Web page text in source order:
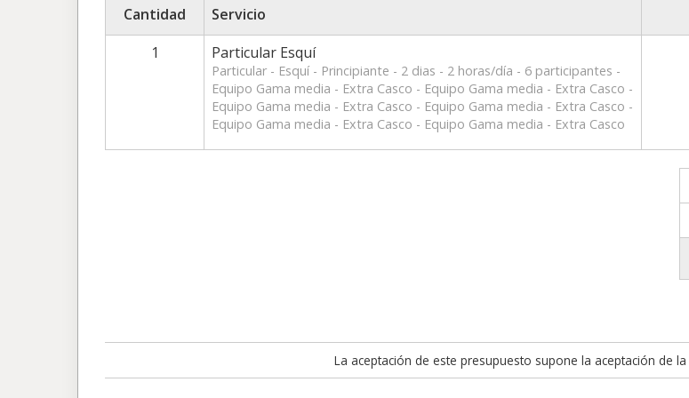
Cantidad Servicio
1
Particular Esquí
Particular - Esquí - Principiante - 2 dias - 2 horas/día - 6 participantes -
Equipo Gama media - Extra Casco - Equipo Gama media - Extra Casco -
Equipo Gama media - Extra Casco - Equipo Gama media - Extra Casco -
Equipo Gama media - Extra Casco - Equipo Gama media - Extra Casco
La aceptación de este presupuesto supone la aceptación de la